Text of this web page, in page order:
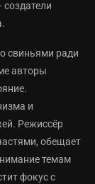
свиньями ради
авторы
и
Режиссёр
обещает
темам
фокус с